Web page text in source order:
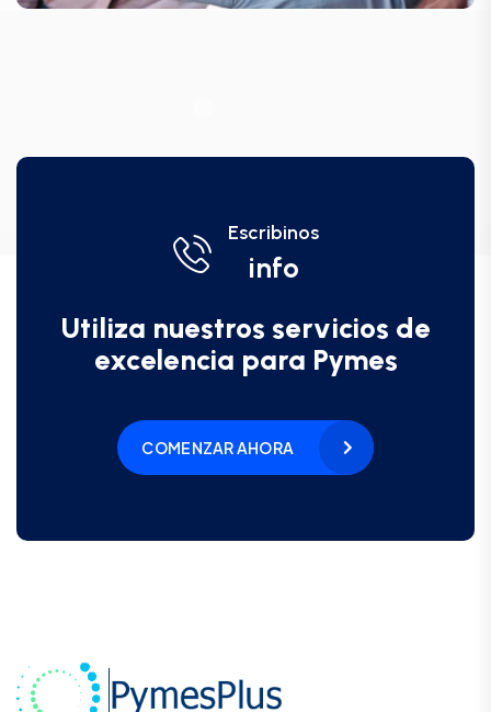
Escribinos
info
Utiliza nuestros servicios de
excelencia para Pymes
COMENZAR AHORA